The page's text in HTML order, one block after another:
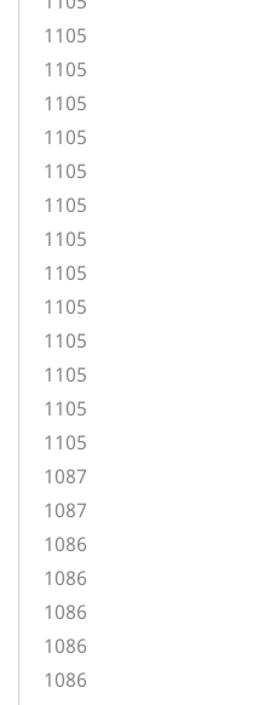
1105
1105
1105
1105
1105
1105
1105
1105
1105
1105
1105
1105
1105
1087
1087
1086
1086
1086
1086
1086